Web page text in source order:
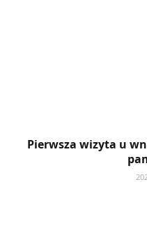
Pierwsza wizyta u